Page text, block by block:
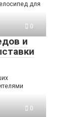
для
0
и
0